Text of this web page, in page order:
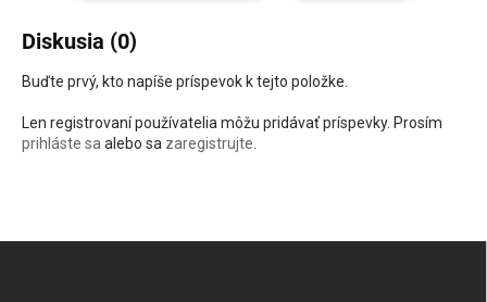
Diskusia (0)
Buďte prvý, kto napíše príspevok k tejto položke.
Len registrovaní používatelia môžu pridávať príspevky. Prosím
prihláste sa alebo sa zaregistrujte